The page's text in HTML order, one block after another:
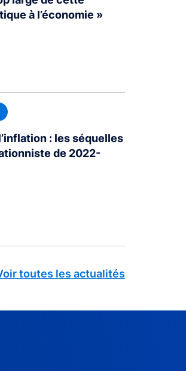
à l’économie »
: les séquelles
de 2022-
toutes les actualités